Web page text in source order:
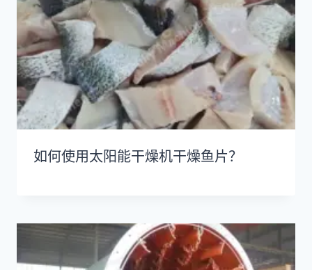
如何使用太阳能干燥机干燥鱼片？